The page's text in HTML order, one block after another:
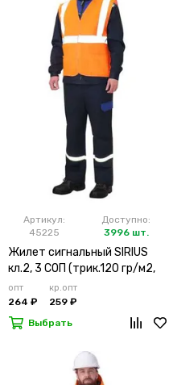
Артикул:
45225
Доступно:
3996 шт.
Жилет сигнальный SIRIUS
кл.2, 3 СОП (трик.120 гр/м2,
карманы) оранжевый
опт
264 ₽
кр.опт
259 ₽
Выбрать